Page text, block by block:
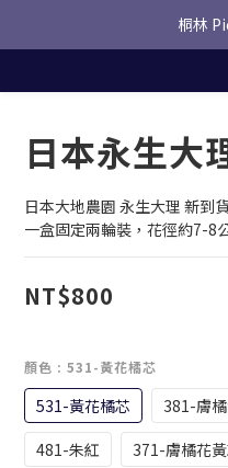
桐林
桐林
✿桐林Fleur✿
日本永生大
日本大地農園 永生大理 新到
一盒固定兩輪裝，花徑約7-8
NT$800
顏色 : 531-黃花橘芯
531-黃花橘芯 381-膚
481-朱紅
371-膚橘花